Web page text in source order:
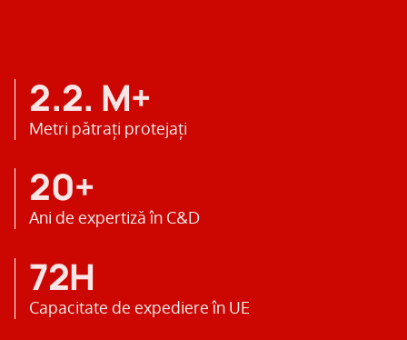
2.2. M+
Metri pătrați protejați
20+
Ani de expertiză în C&D
72H
Capacitate de expediere în UE